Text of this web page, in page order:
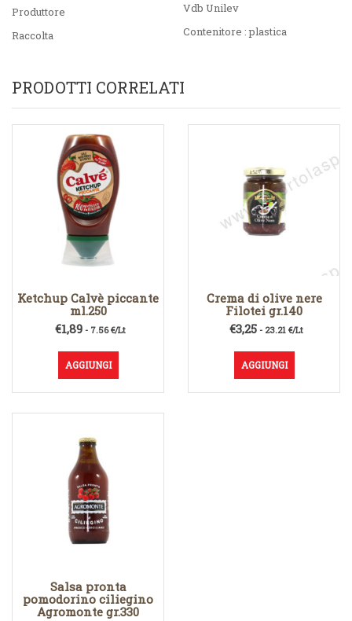
Produttore
Vdb Unilev
Raccolta
Contenitore : plastica
PRODOTTI CORRELATI
Ketchup Calvè piccante
ml.250
€1,89- 7.56 €/Lt
AGGIUNGI
Crema di olive nere
Filotei gr.140
€3,25- 23.21 €/Lt
AGGIUNGI
Salsa pronta
pomodorino ciliegino
Agromonte gr.330